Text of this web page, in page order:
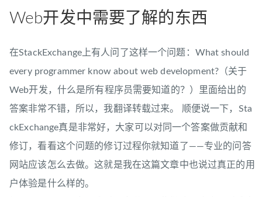
Web开发中需要了解的东西
在StackExchange上有人问了这样一个问题：What should
every programmer know about web development?（关于
Web开发，什么是所有程序员需要知道的？）里面给出的
答案非常不错，所以，我翻译转载过来。 顺便说一下，Sta
ckExchange真是非常好，大家可以对同一个答案做贡献和
修订，看看这个问题的修订过程你就知道了——专业的问答
网站应该怎么去做。这就是我在这篇文章中也说过真正的用
户体验是什么样的。